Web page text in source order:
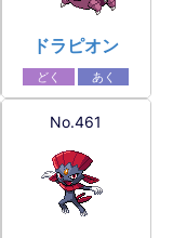
ドラピオン
どく あく
No.461